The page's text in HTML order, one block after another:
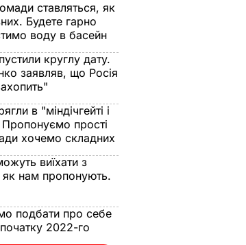
ставляться, як
Будете гарно
воду в басейн
круглу дату.
заявляв, що Росія
в "міндічгейті і
прості
хочемо складних
виїхати з
як нам пропонують.
подбати про себе
2022-го